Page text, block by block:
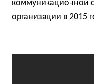
коммуникационной
организации в 2015